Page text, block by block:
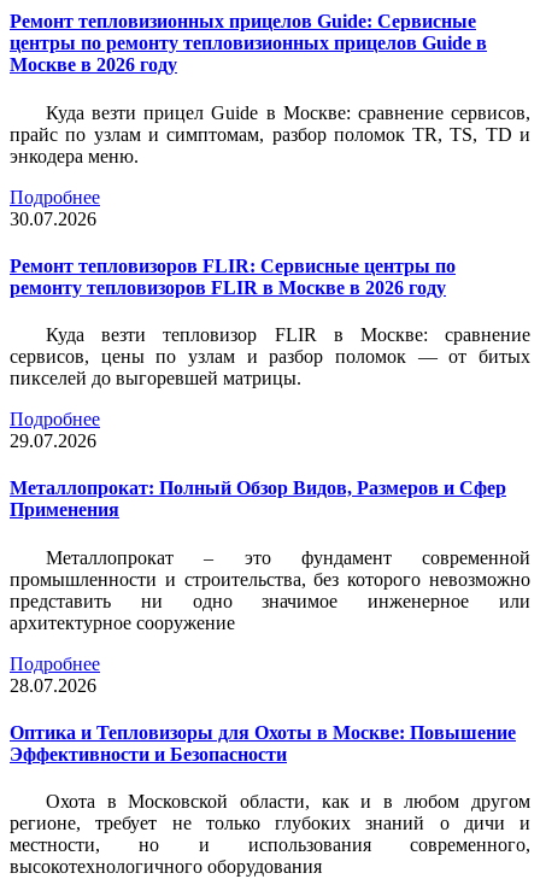
Ремонт тепловизионных прицелов Guide: Сервисные
центры по ремонту тепловизионных прицелов Guide в
Москве в 2026 году
Куда везти прицел Guide в Москве: сравнение сервисов,
прайс по узлам и симптомам, разбор поломок TR, TS, TD и
энкодера меню.
Подробнее
30.07.2026
Ремонт тепловизоров FLIR: Сервисные центры по
ремонту тепловизоров FLIR в Москве в 2026 году
Куда везти тепловизор FLIR в Москве: сравнение
сервисов, цены по узлам и разбор поломок — от битых
пикселей до выгоревшей матрицы.
Подробнее
29.07.2026
Металлопрокат: Полный Обзор Видов, Размеров и Сфер
Применения
Металлопрокат – это фундамент современной
промышленности и строительства, без которого невозможно
представить ни одно значимое инженерное или
архитектурное сооружение
Подробнее
28.07.2026
Оптика и Тепловизоры для Охоты в Москве: Повышение
Эффективности и Безопасности
Охота в Московской области, как и в любом другом
регионе, требует не только глубоких знаний о дичи и
местности, но и использования современного,
высокотехнологичного оборудования